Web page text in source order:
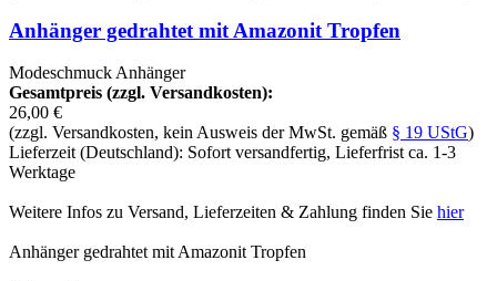
Anhänger gedrahtet mit Amazonit Tropfen
Modeschmuck Anhänger
Gesamtpreis (zzgl. Versandkosten):
26,00 €
(zzgl. Versandkosten, kein Ausweis der MwSt. gemäß § 19 UStG)
Lieferzeit (Deutschland): Sofort versandfertig, Lieferfrist ca. 1-3
Werktage
Weitere Infos zu Versand, Lieferzeiten & Zahlung finden Sie hier
Anhänger gedrahtet mit Amazonit Tropfen